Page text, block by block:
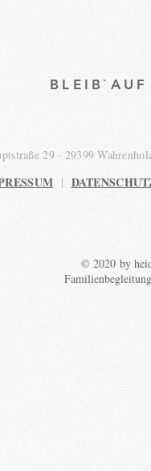
29 · 29399
|
© 2020 by